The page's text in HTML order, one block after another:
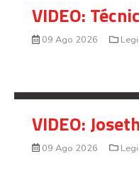
VIDEO:
09 Ago 2026
VIDEO:
09 Ago 2026